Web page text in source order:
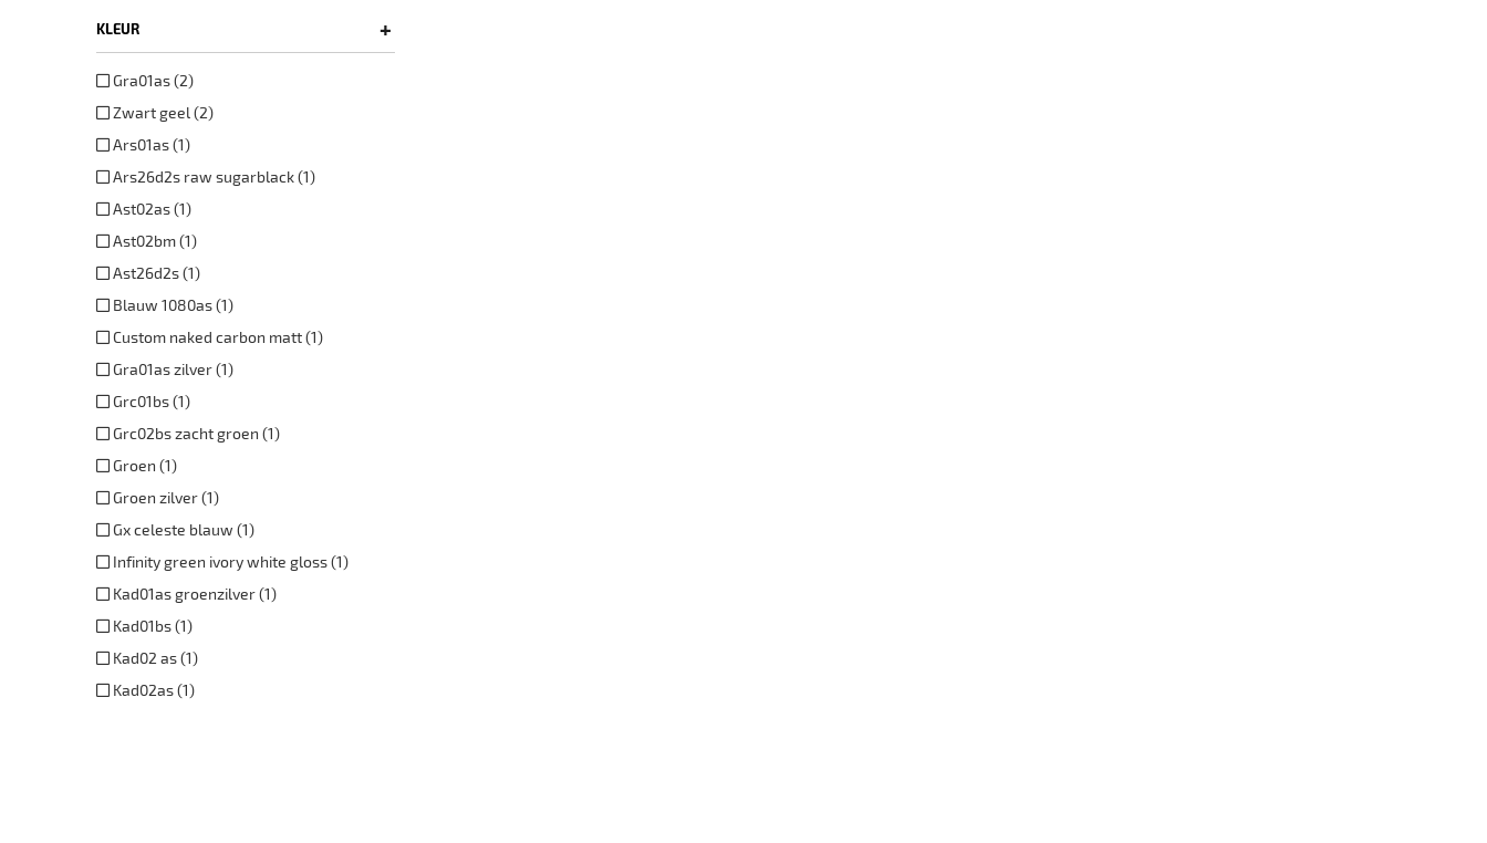
KLEUR +
Gra01as (2)
Zwart geel (2)
Ars01as (1)
Ars26d2s raw sugarblack (1)
Ast02as (1)
Ast02bm (1)
Ast26d2s (1)
Blauw 1080as (1)
Custom naked carbon matt (1)
Gra01as zilver (1)
Grc01bs (1)
Grc02bs zacht groen (1)
Groen (1)
Groen zilver (1)
Gx celeste blauw (1)
Infinity green ivory white gloss (1)
Kad01as groenzilver (1)
Kad01bs (1)
Kad02 as (1)
Kad02as (1)